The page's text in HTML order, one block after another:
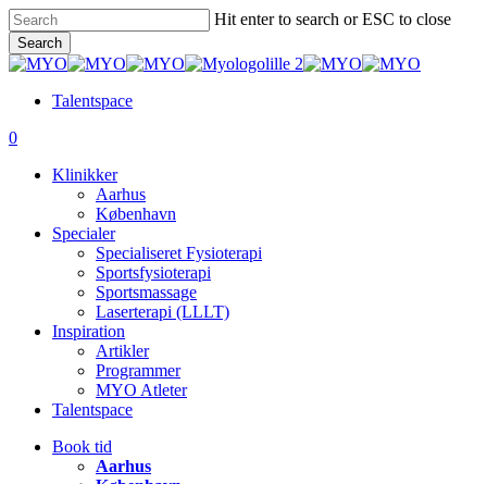
Skip
to
main
content
Hit enter to search or ESC to close
Search
Close
Talentspace
account
0
Klinikker
Aarhus
København
Specialer
Specialiseret Fysioterapi
Sportsfysioterapi
Sportsmassage
Laserterapi (LLLT)
Inspiration
Artikler
Programmer
MYO Atleter
Talentspace
Book tid
Aarhus